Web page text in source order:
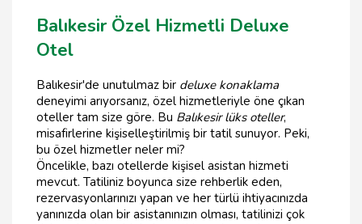
Balıkesir Özel Hizmetli Deluxe
Otel
Balıkesir'de unutulmaz bir deluxe konaklama
deneyimi arıyorsanız, özel hizmetleriyle öne çıkan
oteller tam size göre. Bu Balıkesir lüks oteller,
misafirlerine kişiselleştirilmiş bir tatil sunuyor. Peki,
bu özel hizmetler neler mi?
Öncelikle, bazı otellerde kişisel asistan hizmeti
mevcut. Tatiliniz boyunca size rehberlik eden,
rezervasyonlarınızı yapan ve her türlü ihtiyacınızda
yanınızda olan bir asistanınızın olması, tatilinizi çok